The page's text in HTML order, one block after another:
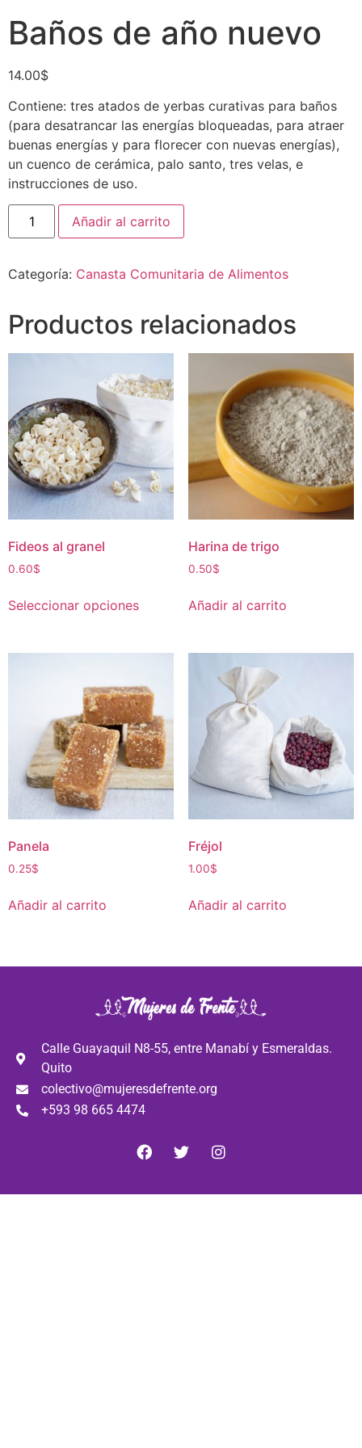
Baños de año nuevo
14.00$
Contiene: tres atados de yerbas curativas para baños
(para desatrancar las energías bloqueadas, para atraer
buenas energías y para florecer con nuevas energías),
un cuenco de cerámica, palo santo, tres velas, e
instrucciones de uso.
Añadir al carrito
Categoría: Canasta Comunitaria de Alimentos
Productos relacionados
Fideos al granel
0.60$
Seleccionar opciones
Harina de trigo
0.50$
Añadir al carrito
Panela
0.25$
Añadir al carrito
Fréjol
1.00$
Añadir al carrito
Calle Guayaquil N8-55, entre Manabí y Esmeraldas.
Quito
colectivo@mujeresdefrente.org
+593 98 665 4474